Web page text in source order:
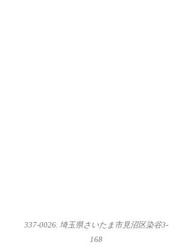
337-0026. 埼玉県さいたま市見沼区染谷3-
168